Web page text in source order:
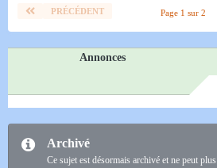
PRÉCÉDENT Page 1 sur 2
Annonces
Archivé
Ce sujet est désormais archivé et ne peut